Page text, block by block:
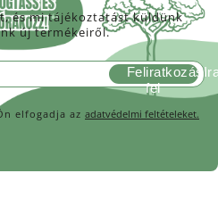
és mi tájékoztatást küldünk
új termékeiről.
elfogadja az adatvédelmi feltételeket.
Feliratkozás